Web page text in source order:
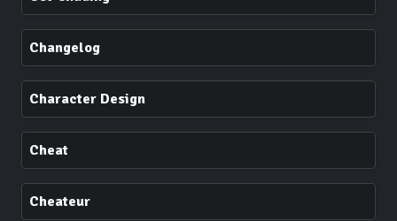
Changelog
Character Design
Cheat
Cheateur